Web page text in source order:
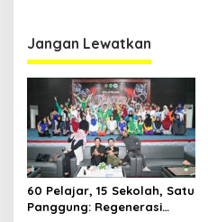
Jangan Lewatkan
60 Pelajar, 15 Sekolah, Satu
Panggung: Regenerasi